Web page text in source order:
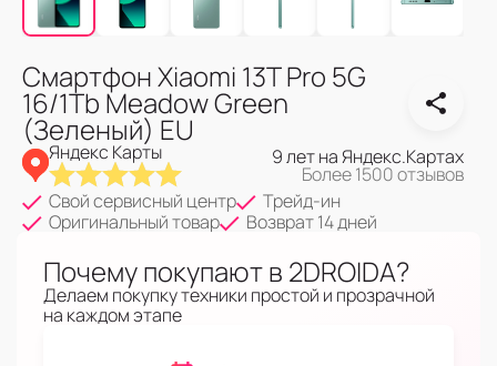
Смартфон Xiaomi 13T Pro 5G
16/1Tb Meadow Green
(Зеленый) EU
Яндекс Карты 9 лет на Яндекс.Картах
Более 1500 отзывов
Свой сервисный центр
Трейд-ин
Оригинальный товар
Возврат 14 дней
Почему покупают в 2DROIDA?
Делаем покупку техники простой и прозрачной
на каждом этапе